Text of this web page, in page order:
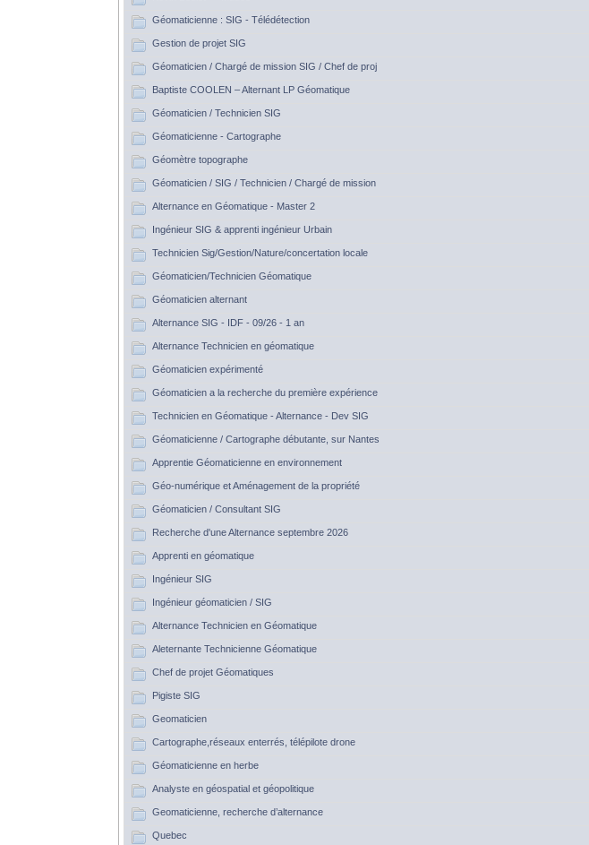
Géomaticienne : SIG - Télédétection
Gestion de projet SIG
Géomaticien / Chargé de mission SIG / Chef de proj
Baptiste COOLEN – Alternant LP Géomatique
Géomaticien / Technicien SIG
Géomaticienne - Cartographe
Géomètre topographe
Géomaticien / SIG / Technicien / Chargé de mission
Alternance en Géomatique - Master 2
Ingénieur SIG & apprenti ingénieur Urbain
Technicien Sig/Gestion/Nature/concertation locale
Géomaticien/Technicien Géomatique
Géomaticien alternant
Alternance SIG - IDF - 09/26 - 1 an
Alternance Technicien en géomatique
Géomaticien expérimenté
Géomaticien a la recherche du première expérience
Technicien en Géomatique - Alternance - Dev SIG
Géomaticienne / Cartographe débutante, sur Nantes
Apprentie Géomaticienne en environnement
Géo-numérique et Aménagement de la propriété
Géomaticien / Consultant SIG
Recherche d'une Alternance septembre 2026
Apprenti en géomatique
Ingénieur SIG
Ingénieur géomaticien / SIG
Alternance Technicien en Géomatique
Aleternante Technicienne Géomatique
Chef de projet Géomatiques
Pigiste SIG
Geomaticien
Cartographe,réseaux enterrés, télépilote drone
Géomaticienne en herbe
Analyste en géospatial et géopolitique
Geomaticienne, recherche d’alternance
Quebec